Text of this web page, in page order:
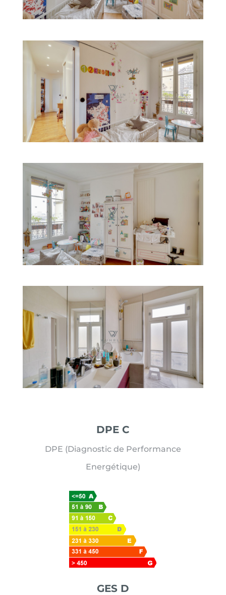
DPE C
DPE (Diagnostic de Performance
Energétique)
GES D